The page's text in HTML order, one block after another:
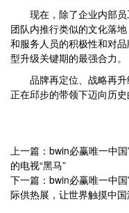
现在，除了企业内部员
团队内推行类似的文化落
和服务人员的积极性和对
型升级关键期的最强合力。
品牌再定位、战略再升
正在邱步的带领下迈向历史
上一篇：bwin必赢唯一中
的电视“黑马”
下一篇：bwin必赢唯一中
际供热展，让世界触摸中